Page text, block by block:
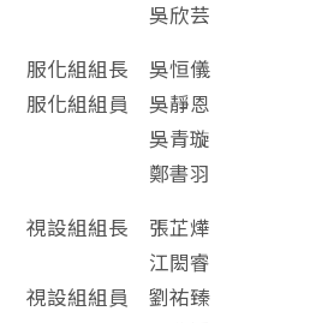
吳欣芸
服化組組長 吳恒儀
服化組組員 吳靜恩
吳青璇
鄭書羽
視設組組長 張芷燁
江閎睿
視設組組員 劉祐臻